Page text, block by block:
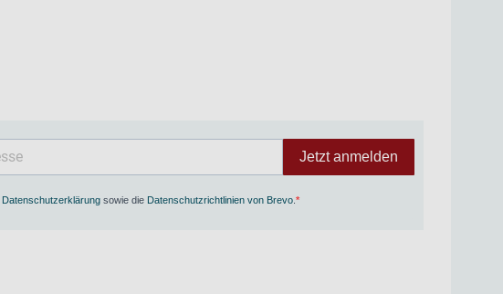
Jetzt anmelden
Datenschutzerklärung sowie die Datenschutzrichtlinien von Brevo